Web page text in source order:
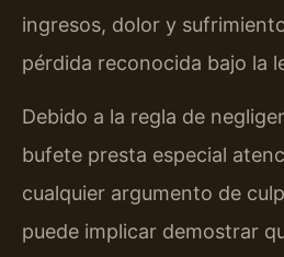
ingresos, dolor y
pérdida reconocida bajo la
Debido a la regla de
bufete presta especial
cualquier argumento de
puede implicar demostrar